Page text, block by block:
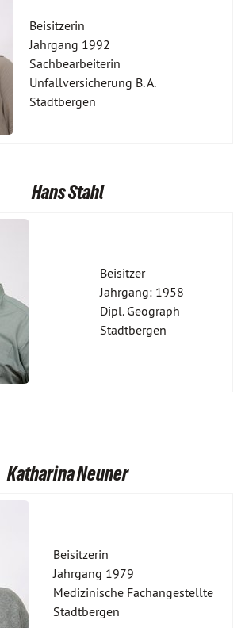
Beisitzerin
Jahrgang 1992
Sachbearbeiterin
Unfallversicherung B. A.
Stadtbergen
Hans Stahl
Beisitzer
Jahrgang: 1958
Dipl. Geograph
Stadtbergen
Katharina Neuner
Beisitzerin
Jahrgang 1979
Medizinische Fachangestellte
Stadtbergen